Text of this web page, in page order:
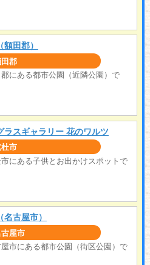
田郡）
郡
にある都市公園（近隣公園）で
ラスギャラリー 花のワルツ
市
にある子供とお出かけスポットで
古屋市）
屋市
市にある都市公園（街区公園）で